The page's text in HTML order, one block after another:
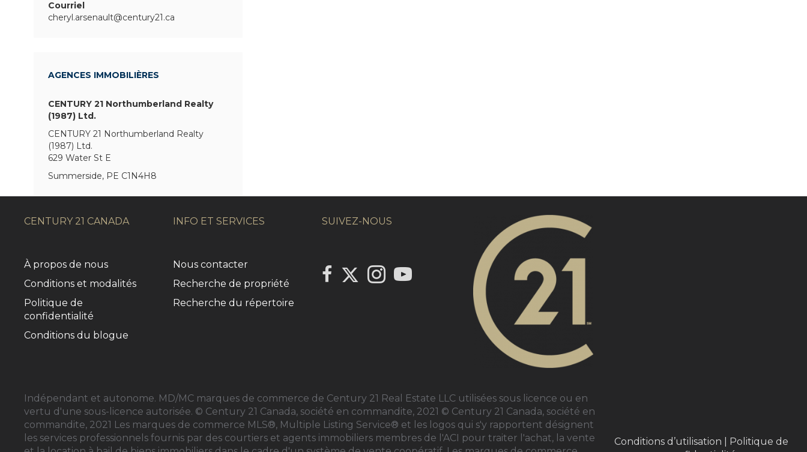
Courriel
cheryl.arsenault@century21.ca
AGENCES IMMOBILIÈRES
CENTURY 21 Northumberland Realty
(1987) Ltd.
CENTURY 21 Northumberland Realty
(1987) Ltd.
629 Water St E
Summerside, PE C1N4H8
CENTURY 21 CANADA
À propos de nous
Conditions et modalités
Politique de
confidentialité
Conditions du blogue
INFO ET SERVICES
Nous contacter
Recherche de propriété
Recherche du répertoire
SUIVEZ-NOUS
link to Century 21 Canada's facebook page
Link to Century 21 Canada's Twitter page
Link to Century 21 Canada's Instagram page
link to Century 21 Canada's YouTube page
Indépendant et autonome. MD/MC marques de commerce de Century 21 Real Estate LLC utilisées sous licence ou en
vertu d'une sous-licence autorisée. © Century 21 Canada, société en commandite, 2021 © Century 21 Canada, société en
commandite, 2021 Les marques de commerce MLS®, Multiple Listing Service® et les logos qui s'y rapportent désignent
les services professionnels fournis par des courtiers et agents immobiliers membres de l'ACI pour traiter l'achat, la vente
Conditions d’utilisation
Politique de